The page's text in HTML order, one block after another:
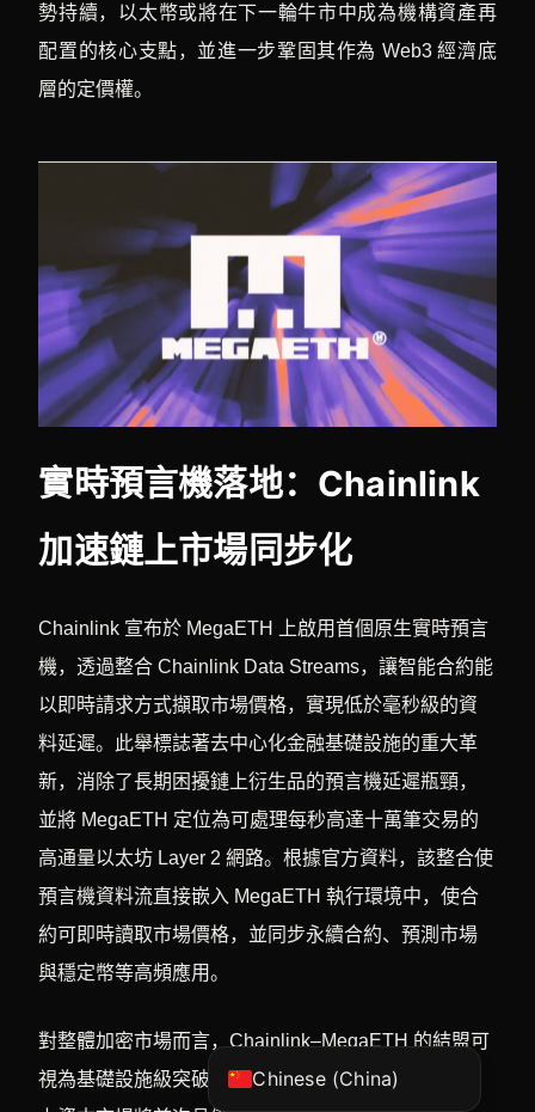
勢持續，以太幣或將在下一輪牛市中成為機構資產再
配置的核心支點，並進一步鞏固其作為 Web3 經濟底
層的定價權。
實時預言機落地：Chainlink
加速鏈上市場同步化
Chainlink 宣布於 MegaETH 上啟用首個原生實時預言
機，透過整合 Chainlink Data Streams，讓智能合約能
以即時請求方式擷取市場價格，實現低於毫秒級的資
料延遲。此舉標誌著去中心化金融基礎設施的重大革
新，消除了長期困擾鏈上衍生品的預言機延遲瓶頸，
並將 MegaETH 定位為可處理每秒高達十萬筆交易的
高通量以太坊 Layer 2 網路。根據官方資料，該整合使
預言機資料流直接嵌入 MegaETH 執行環境中，使合
約可即時讀取市場價格，並同步永續合約、預測市場
與穩定幣等高頻應用。
對整體加密市場而言，Chainlink–MegaETH 的結盟可
視為基礎設施級突破。當預言機延遲被徹底壓縮，鏈
Chinese (China)
Chinese (Hong Kong)
Korean
Vietnamese